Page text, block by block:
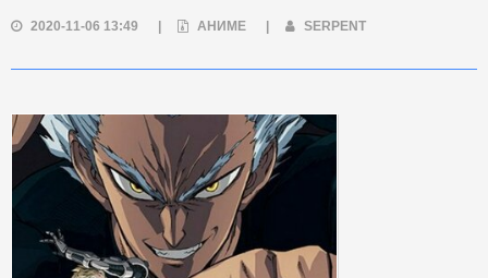
2020-11-06 13:49 АНИМЕ SERPENT